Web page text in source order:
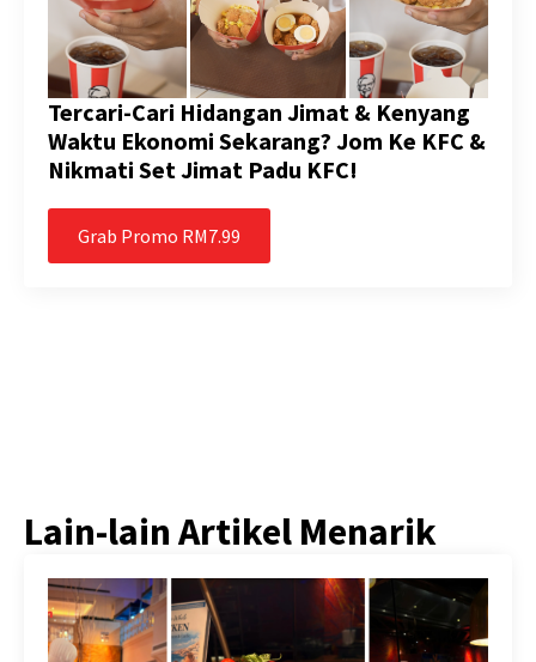
Tercari-Cari Hidangan Jimat & Kenyang
Waktu Ekonomi Sekarang? Jom Ke KFC &
Nikmati Set Jimat Padu KFC!
Grab Promo RM7.99
Lain-lain Artikel Menarik